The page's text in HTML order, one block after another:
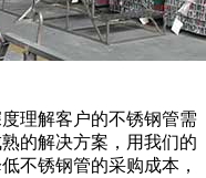
理解客户的不锈钢管需
的解决方案，用我们的
不锈钢管的采购成本，